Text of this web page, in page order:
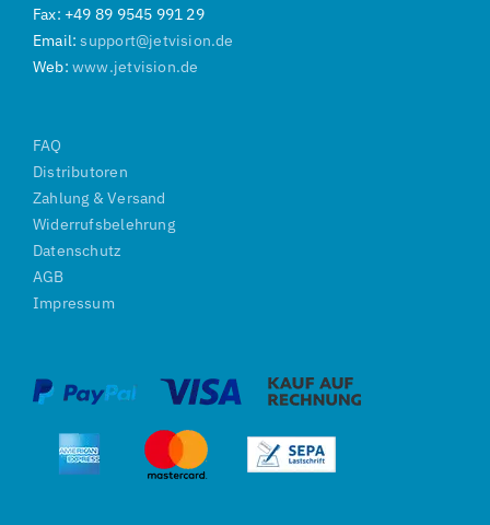
Fax: +49 89 9545 991 29
Email:support@jetvision.de
Web:www.jetvision.de
FAQ
Distributoren
Zahlung & Versand
Widerrufsbelehrung
Datenschutz
AGB
Impressum